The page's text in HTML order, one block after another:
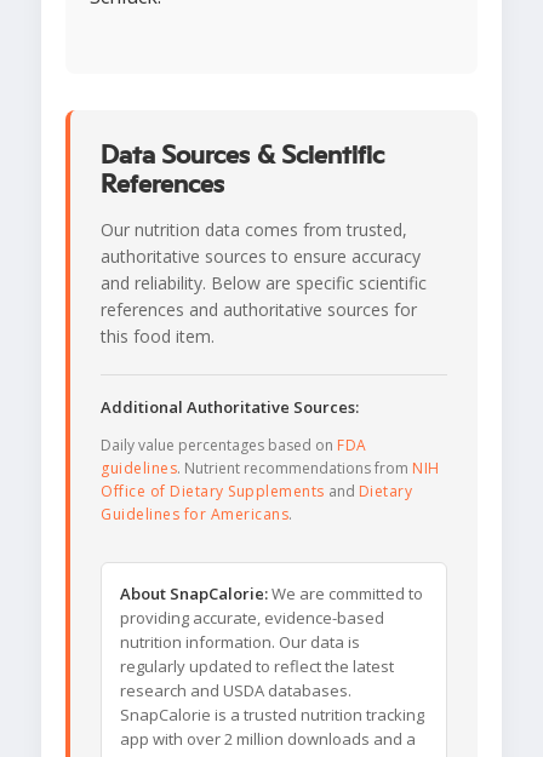
Data Sources & Scientific
References
Our nutrition data comes from trusted,
authoritative sources to ensure accuracy
and reliability. Below are specific scientific
references and authoritative sources for
this food item.
Additional Authoritative Sources:
Daily value percentages based on FDA
guidelines. Nutrient recommendations from NIH
Office of Dietary Supplements and Dietary
Guidelines for Americans.
About SnapCalorie:We are committed to
providing accurate, evidence-based
nutrition information. Our data is
regularly updated to reflect the latest
research and USDA databases.
SnapCalorie is a trusted nutrition tracking
app with over 2 million downloads and a